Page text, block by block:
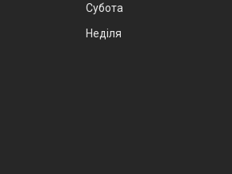
Субота
Неділя